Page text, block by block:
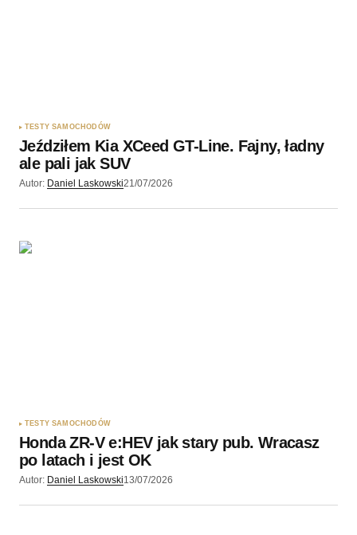
TESTY SAMOCHODÓW
Jeździłem Kia XCeed GT-Line. Fajny, ładny
ale pali jak SUV
Autor: Daniel Laskowski21/07/2026
TESTY SAMOCHODÓW
Honda ZR-V e:HEV jak stary pub. Wracasz
po latach i jest OK
Autor: Daniel Laskowski13/07/2026